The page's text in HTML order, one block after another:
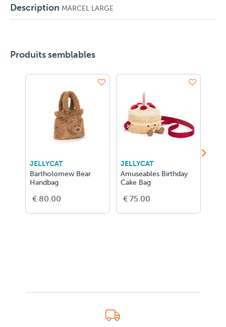
Description MARCEL LARGE
Produits semblables
JELLYCAT
Bartholomew Bear
Handbag
€ 80.00
JELLYCAT
Amuseables Birthday
Cake Bag
€ 75.00